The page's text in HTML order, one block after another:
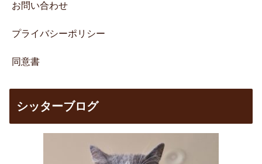
お問い合わせ
プライバシーポリシー
同意書
シッターブログ